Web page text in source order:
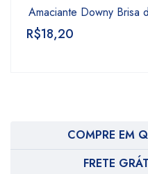
Amaciante Downy
R$18,20
COMPRE EM
FRETE